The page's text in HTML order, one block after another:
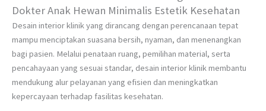
Dokter Anak Hewan Minimalis Estetik Kesehatan
Desain interior klinik yang dirancang dengan perencanaan tepat
mampu menciptakan suasana bersih, nyaman, dan menenangkan
bagi pasien. Melalui penataan ruang, pemilihan material, serta
pencahayaan yang sesuai standar, desain interior klinik membantu
mendukung alur pelayanan yang efisien dan meningkatkan
kepercayaan terhadap fasilitas kesehatan.